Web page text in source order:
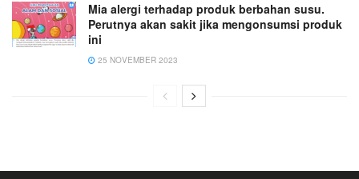
Mia alergi terhadap produk berbahan susu.
Perutnya akan sakit jika mengonsumsi produk
ini
25 NOVEMBER 2023